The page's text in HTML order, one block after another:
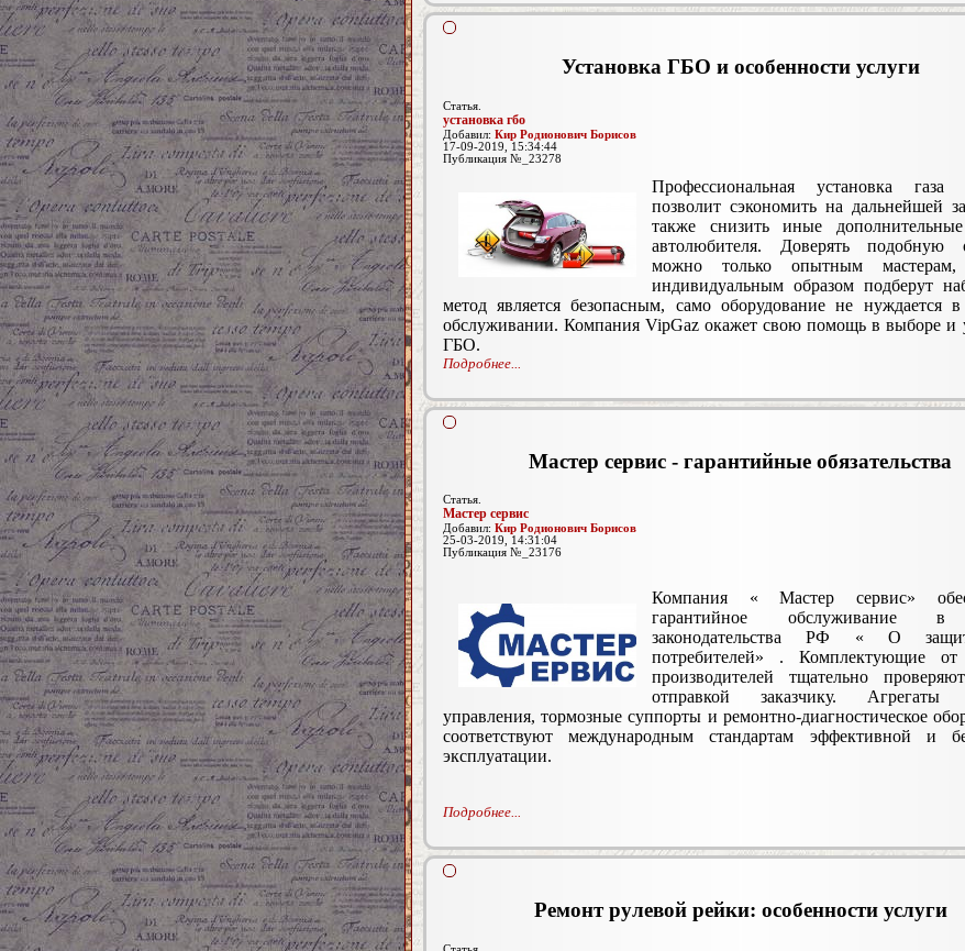
Установка ГБО и особенности услуги
Статья.
установка гбо
Добавил: Кир Родионович Борисов
17-09-2019, 15:34:44
Публикация №_23278
Профессиональная установка
позволит сэкономить на дальнейшей
также снизить иные
автолюбителя. Доверять подобную
можно только опытным мастерам,
индивидуальным образом подберут
метод является безопасным, само оборудование не нуждается
обслуживании. Компания VipGaz окажет свою помощь в выборе и
ГБО.
Подробнее...
Мастер сервис - гарантийные обязательства
Статья.
Мастер сервис
Добавил: Кир Родионович Борисов
25-03-2019, 14:31:04
Публикация №_23176
Компания « Мастер сервис»
гарантийное обслуживание в
законодательства РФ « О
потребителей» . Комплектующие
производителей тщательно
отправкой заказчику. Агрегаты
управления, тормозные суппорты и ремонтно-диагностическое
соответствуют международным стандартам эффективной и
эксплуатации.
Подробнее...
Ремонт рулевой рейки: особенности услуги